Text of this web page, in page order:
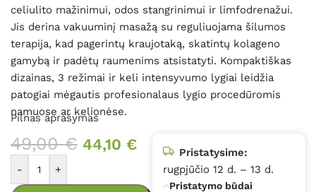
celiulito mažinimui, odos stangrinimui ir limfodrenažui.
Jis derina vakuuminį masažą su reguliuojama šilumos
terapija, kad pagerintų kraujotaką, skatintų kolageno
gamybą ir padėtų raumenims atsistatyti. Kompaktiškas
dizainas, 3 režimai ir keli intensyvumo lygiai leidžia
patogiai mėgautis profesionalaus lygio procedūromis
namuose ar kelionėse.
Pilnas aprašymas
49,00€ 44,10 €
- +
Pristatysime:
rugpjūčio 12 d. – 13 d.
Pristatymo būdai